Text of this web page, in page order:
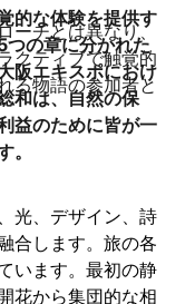
ーチとは異なり、
クティブで触覚的
る物語の参加者と
的な体験を提供す
つの章に分かれた
阪エキスポにおけ
和は、自然の保
益のために皆が一
。
光、デザイン、詩
合します。旅の各
います。最初の静
花から集団的な相